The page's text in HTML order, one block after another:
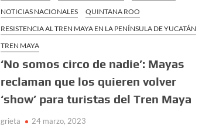
NOTICIAS NACIONALES
QUINTANA ROO
RESISTENCIA AL TREN MAYA EN LA PENÍNSULA DE YUCATÁN
TREN MAYA
‘No somos circo de nadie’: Mayas
reclaman que los quieren volver
‘show’ para turistas del Tren Maya
grieta 24 marzo, 2023